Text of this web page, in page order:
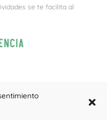
se te facilita al